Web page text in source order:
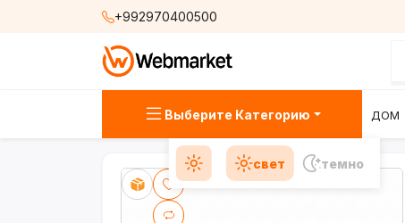
+992970400500
Выберите Категорию ДОМ
свет темно